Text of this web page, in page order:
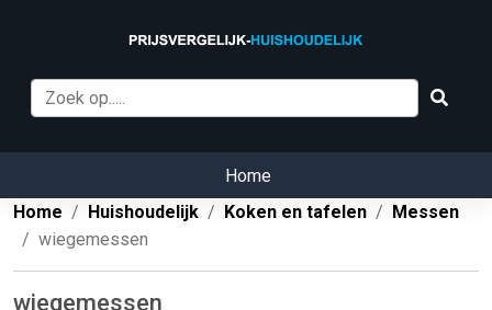
Home
Home
Huishoudelijk Koken en tafelen
Messen
wiegemessen
wiegemessen